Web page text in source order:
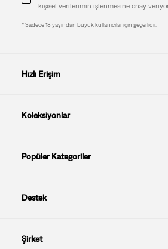
kişisel verilerimin işlenmesine onay
* Sadece 18 yaşından büyük kullanıcılar için geçerlidir.
Hızlı Erişim
Koleksiyonlar
Popüler Kategoriler
Destek
Şirket